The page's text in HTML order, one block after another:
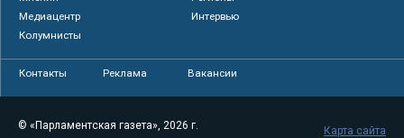
Медиацентр
Интервью
Колумнисты
Контакты Реклама Вакансии
© «Парламентская газета», 2026 г.
Карта сайта